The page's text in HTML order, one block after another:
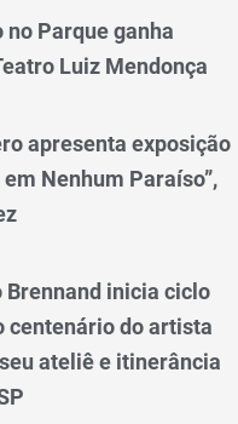
Parque ganha
Luiz Mendonça
apresenta exposição
em Nenhum Paraíso”,
Brennand inicia ciclo
centenário do artista
ateliê e itinerância